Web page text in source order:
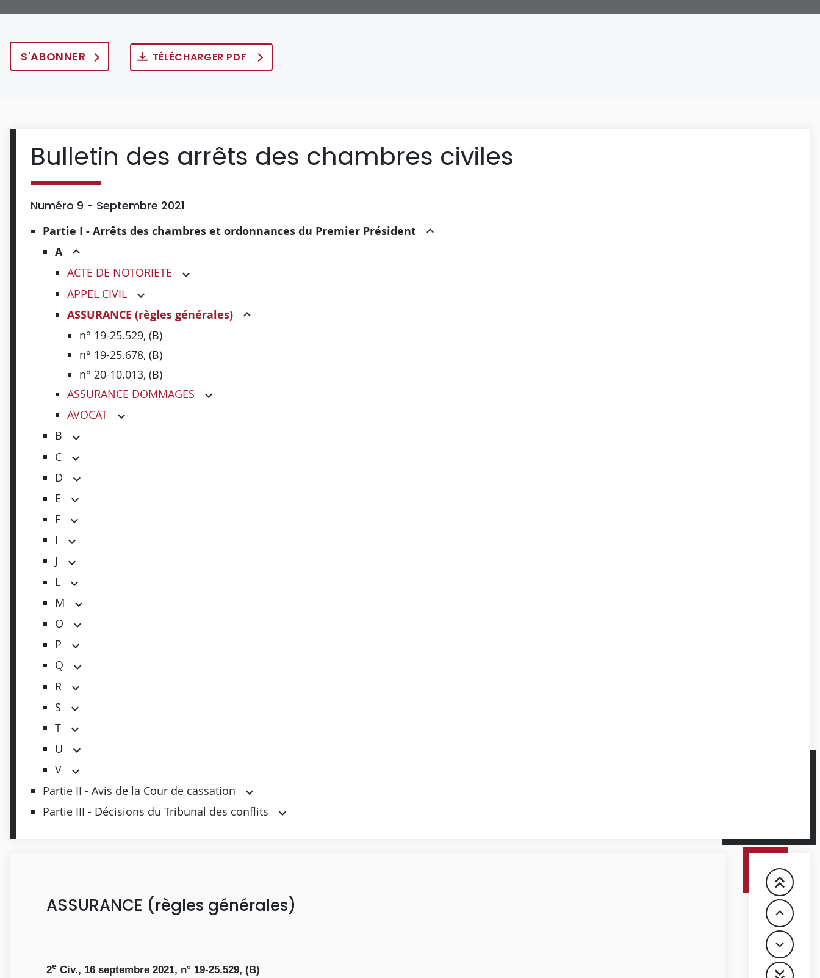
S'ABONNER TÉLÉCHARGER PDF
Bulletin des arrêts des chambres civiles
Numéro 9 - Septembre 2021
Partie I - Arrêts des chambres et ordonnances du Premier Président
A
ACTE DE NOTORIETE
APPEL CIVIL
ASSURANCE (règles générales)
n° 19-25.529, (B)
n° 19-25.678, (B)
n° 20-10.013, (B)
ASSURANCE DOMMAGES
AVOCAT
B
C
D
E
F
I
J
L
M
O
P
Q
R
S
T
U
V
Partie II - Avis de la Cour de cassation
Partie III - Décisions du Tribunal des conflits
ASSURANCE (règles générales)
2e Civ., 16 septembre 2021, n° 19-25.529, (B)